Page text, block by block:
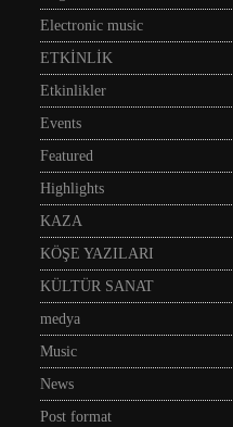
Electronic music
ETKİNLİK
Etkinlikler
Events
Featured
Highlights
KAZA
KÖŞE YAZILARI
KÜLTÜR SANAT
medya
Music
News
Post format